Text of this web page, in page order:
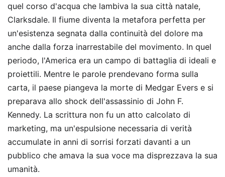
quel corso d'acqua che lambiva la sua città natale,
Clarksdale. Il fiume diventa la metafora perfetta per
un'esistenza segnata dalla continuità del dolore ma
anche dalla forza inarrestabile del movimento. In quel
periodo, l'America era un campo di battaglia di ideali e
proiettili. Mentre le parole prendevano forma sulla
carta, il paese piangeva la morte di Medgar Evers e si
preparava allo shock dell'assassinio di John F.
Kennedy. La scrittura non fu un atto calcolato di
marketing, ma un'espulsione necessaria di verità
accumulate in anni di sorrisi forzati davanti a un
pubblico che amava la sua voce ma disprezzava la sua
umanità.